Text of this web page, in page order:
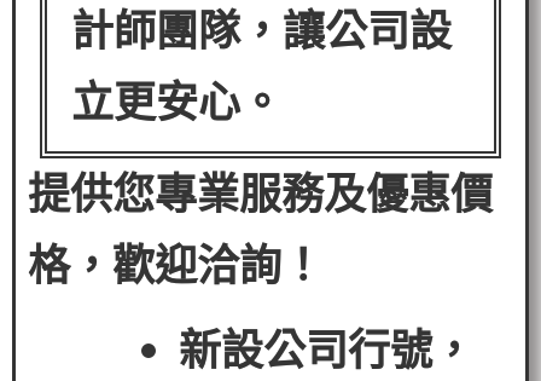
計師團隊，讓公司設
立更安心。
提供您專業服務及優惠價
格，歡迎洽詢！
新設公司行號，